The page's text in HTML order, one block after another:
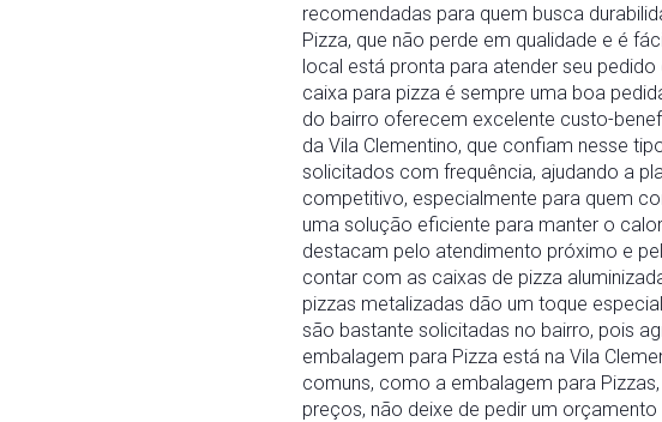
recomendadas para quem busca
Pizza, que não perde em qualidade e é
local está pronta para atender seu
caixa para pizza é sempre uma boa
do bairro oferecem excelente custo-
da Vila Clementino, que confiam nesse
solicitados com frequência, ajudando a
competitivo, especialmente para quem
uma solução eficiente para manter o
destacam pelo atendimento próximo e
contar com as caixas de pizza
pizzas metalizadas dão um toque
são bastante solicitadas no bairro, pois
embalagem para Pizza está na Vila
comuns, como a embalagem para
preços, não deixe de pedir um